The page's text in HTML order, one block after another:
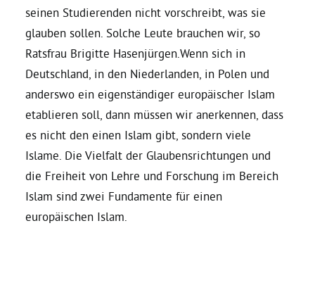
Ratsmitglieder 2025 – 2030
Ratsanträge
Bezirksvertretungen
Aktiv werden
seinen Studierenden nicht vorschreibt, was sie
glauben sollen. Solche Leute brauchen wir, so
Ratsfrau Brigitte Hasenjürgen.Wenn sich in
Deutschland, in den Niederlanden, in Polen und
anderswo ein eigenständiger europäischer Islam
etablieren soll, dann müssen wir anerkennen, dass
es nicht den einen Islam gibt, sondern viele
Islame. Die Vielfalt der Glaubensrichtungen und
die Freiheit von Lehre und Forschung im Bereich
Islam sind zwei Fundamente für einen
europäischen Islam.